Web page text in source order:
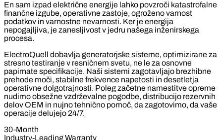
En sam izpad električne energije lahko povzroči katastrofalne
finančne izgube, operativne zastoje, ogroženo varnost
podatkov in varnostne nevarnosti. Ker je energija
nepogajljiva, je zanesljivost v jedru našega inženirskega
procesa.
ElectroQuell dobavlja generatorjske sisteme, optimizirane za
stresno testiranje v resničnem svetu, ne le za osnovne
papirnate specifikacije. Naši sistemi zagotavljajo brezhibne
prehode moči, stabilne frekvence napetosti in desetletja
operativne dolgotrajnosti. Poleg začetne namestitve opreme
nudimo obsežne vzdrževalne pogodbe, distribucijo rezervnih
delov OEM in nujno tehnično pomoč, da zagotovimo, da vaše
operacije delujejo 24/7.
30-Month
Industry-Leading Warranty